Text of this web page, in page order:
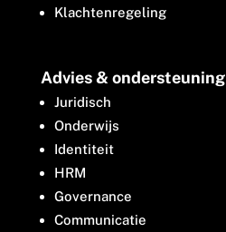
Klachtenregeling
Advies & ondersteuning
Juridisch
Onderwijs
Identiteit
HRM
Governance
Communicatie